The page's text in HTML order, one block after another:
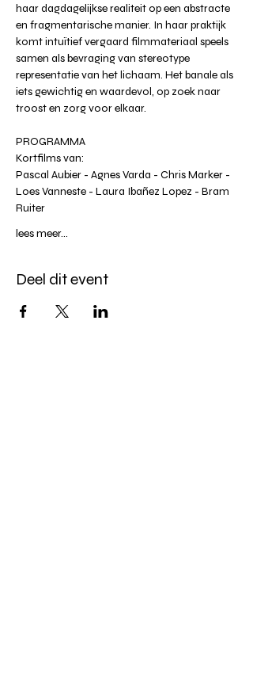
haar dagdagelijkse realiteit op een abstracte
en fragmentarische manier. In haar praktijk
komt intuïtief vergaard filmmateriaal speels
samen als bevraging van stereotype
representatie van het lichaam. Het banale als
iets gewichtig en waardevol, op zoek naar
troost en zorg voor elkaar.
PROGRAMMA
Kortfilms van:
Pascal Aubier - Agnes Varda - Chris Marker -
Loes Vanneste - Laura Ibañez Lopez - Bram
Ruiter
lees meer...
Deel dit event